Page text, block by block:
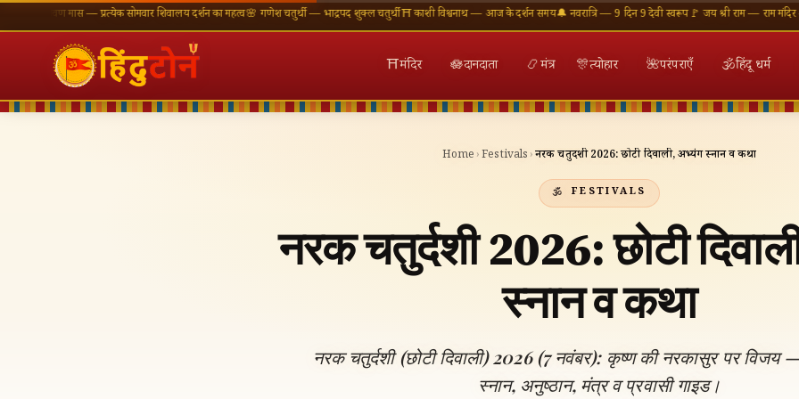
मास — प्रत्येक सोमवार शिवालय दर्शन का महत्व🌸 गणेश चतुर्थी — भाद्रपद शुक्ल चतुर्थी⛩ काशी विश्वनाथ — आज के दर्शन समय🔔 नवरात्रि — 9 दिन 9 देवी स्वरूप🚩 जय श्री राम — राम मंदिर अयोध्या🕉 ॐ
⛩मंदिर 🪷दानदाता 📿मंत्र 🎊त्योहार 🌺परंपराएँ 🕉हिंदू धर्म
Home ›Festivals ›नरक चतुर्दशी 2026: छोटी दिवाली, अभ्यंग स्नान व कथा
FESTIVALS
नरक चतुर्दशी 2026: छोटी
स्नान व कथा
नरक चतुर्दशी (छोटी दिवाली) 2026 (7 नवंबर): कृष्ण की नरकासुर पर विजय
स्नान, अनुष्ठान, मंत्र व प्रवासी गाइड।